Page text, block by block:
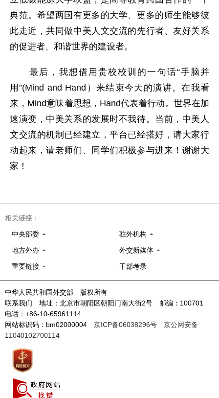
典范。希望两国有更多的大学、更多的师生能够彼
此走近，共同做中美人文交流的先行者、友好关系
的促进者、和谐世界的建设者。
最后，我想借用贵校校训的一句话“手脑并
用”(Mind and Hand）来结束今天的演讲。在我看
来，Mind意味着思想，Hand代表着行动。世界在加
速演变，中美关系的发展时不我待。当前，中美人
文交流的机制已经建立，平台已经搭好，请大家行
动起来，请老师们、同学们积极参与进来！谢谢大
家！
相关链接：
中央部委 驻外机构
地方外办 外交新媒体
重要链接 干部考录
中华人民共和国外交部 版权所有
联系我们 地址：北京市朝阳区朝阳门南大街2号 邮编：100701
电话：+86-10-65961114
网站标识码：bm02000004 京ICP备06038296号
京公网安备
11040102700114